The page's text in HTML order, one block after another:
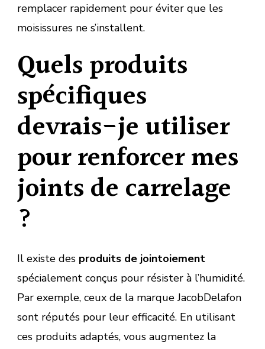
remplacer rapidement pour éviter que les
moisissures ne s’installent.
Quels produits
spécifiques
devrais-je utiliser
pour renforcer mes
joints de carrelage
?
Il existe des produits de jointoiement
spécialement conçus pour résister à l’humidité.
Par exemple, ceux de la marque JacobDelafon
sont réputés pour leur efficacité. En utilisant
ces produits adaptés, vous augmentez la